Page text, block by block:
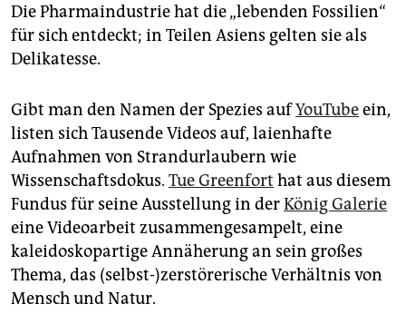
Die Pharmaindustrie hat die „lebenden Fossilien“
für sich entdeckt; in Teilen Asiens gelten sie als
Delikatesse.
Gibt man den Namen der Spezies aufYouTubeein,
listen sich Tausende Videos auf, laienhafte
Aufnahmen von Strandurlaubern wie
Wissenschaftsdokus. Tue Greenfort hat aus diesem
Fundus für seine Ausstellung in derKönig Galerie
eine Videoarbeit zusammengesampelt, eine
kaleidoskopartige Annäherung an sein großes
Thema, das (selbst-)zerstörerische Verhältnis von
Mensch und Natur.